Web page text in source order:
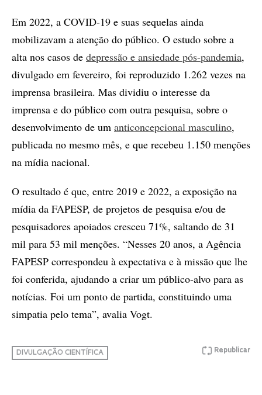
Em 2022, a COVID-19 e suas sequelas ainda
mobilizavam a atenção do público. O estudo sobre a
alta nos casos de depressão e ansiedade pós-pandemia,
divulgado em fevereiro, foi reproduzido 1.262 vezes na
imprensa brasileira. Mas dividiu o interesse da
imprensa e do público com outra pesquisa, sobre o
desenvolvimento de um anticoncepcional masculino,
publicada no mesmo mês, e que recebeu 1.150 menções
na mídia nacional.
O resultado é que, entre 2019 e 2022, a exposição na
mídia da FAPESP, de projetos de pesquisa e/ou de
pesquisadores apoiados cresceu 71%, saltando de 31
mil para 53 mil menções. “Nesses 20 anos, a Agência
FAPESP correspondeu à expectativa e à missão que lhe
foi conferida, ajudando a criar um público-alvo para as
notícias. Foi um ponto de partida, constituindo uma
simpatia pelo tema”, avalia Vogt.
Republicar
DIVULGAÇÃO CIENTÍFICA